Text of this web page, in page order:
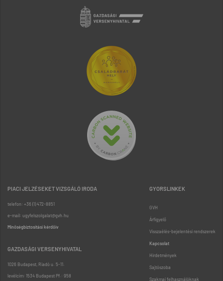
PIACI JELZÉSEKET VIZSGÁLÓ IRODA
telefon: +36 (1) 472-8851
e-mail: ugyfelszolgalat@gvh.hu
Minőségbiztosítási kérdőív
GAZDASÁGI VERSENYHIVATAL
1026 Budapest, Riadó u. 5-11.
levélcím: 1534 Budapest Pf.: 958
GYORSLINKEK
GVH
Árfigyelő
Visszaélés-bejelentési rendszerek
Kapcsolat
Hirdetmények
Sajtószoba
Szakmai felhasználóknak